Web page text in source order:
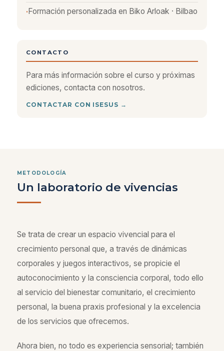
Formación personalizada en Biko Arloak · Bilbao
CONTACTO
Para más información sobre el curso y próximas
ediciones, contacta con nosotros.
CONTACTAR CON ISESUS →
METODOLOGÍA
Un laboratorio de vivencias
Se trata de crear un espacio vivencial para el
crecimiento personal que, a través de dinámicas
corporales y juegos interactivos, se propicie el
autoconocimiento y la consciencia corporal, todo ello
al servicio del bienestar comunitario, el crecimiento
personal, la buena praxis profesional y la excelencia
de los servicios que ofrecemos.
Ahora bien, no todo es experiencia sensorial; también